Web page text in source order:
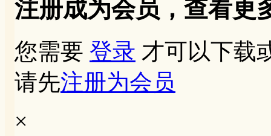
注册成为会员，查看更
您需要 登录 才可以下载
请先注册为会员
×